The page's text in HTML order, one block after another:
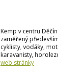
Kemp v centru
zaměřený
cyklisty, vodáky,
karavanisty,
web stránky